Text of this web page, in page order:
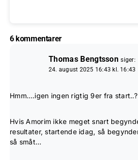
6 kommentarer
Thomas Bengtsson siger:
24. august 2025 16:43 kl. 16:43
Hmm….igen ingen rigtig 9er fra start..?
Hvis Amorim ikke meget snart
resultater, startende idag, så
så småt…